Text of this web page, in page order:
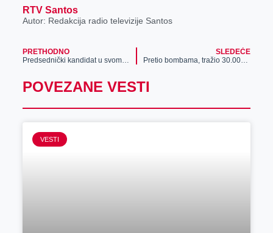
RTV Santos
Autor: Redakcija radio televizije Santos
PRETHODNO
Predsednički kandidat u svom stilu posetio Zrenjanin (VIDEO)
SLEDEĆE
Pretio bombama, tražio 30.000 evra!
POVEZANE VESTI
VESTI